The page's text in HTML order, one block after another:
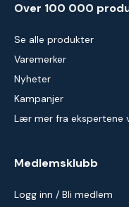
Over 100 000
Se alle produkter
Varemerker
Nyheter
Kampanjer
Lær mer fra ekspertene
Medlemsklubb
Logg inn / Bli medlem